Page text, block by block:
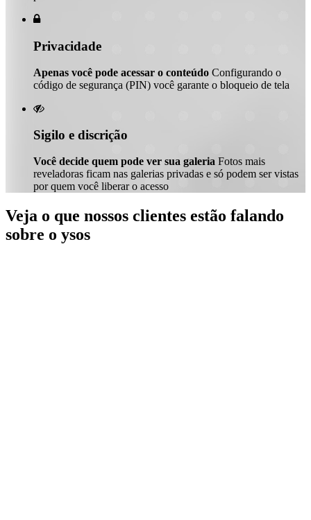

Privacidade
Apenas você pode acessar o conteúdo Configurando o
código de segurança (PIN) você garante o bloqueio de tela

Sigilo e discrição
Você decide quem pode ver sua galeria Fotos mais
reveladoras ficam nas galerias privadas e só podem ser vistas
por quem você liberar o acesso
Veja o que nossos clientes estão falando
sobre o ysos